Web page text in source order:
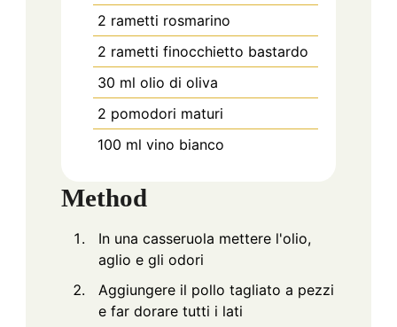
2 rametti rosmarino
2 rametti finocchietto bastardo
30 ml olio di oliva
2 pomodori maturi
100 ml vino bianco
Method
In una casseruola mettere l'olio,
aglio e gli odori
Aggiungere il pollo tagliato a pezzi
e far dorare tutti i lati